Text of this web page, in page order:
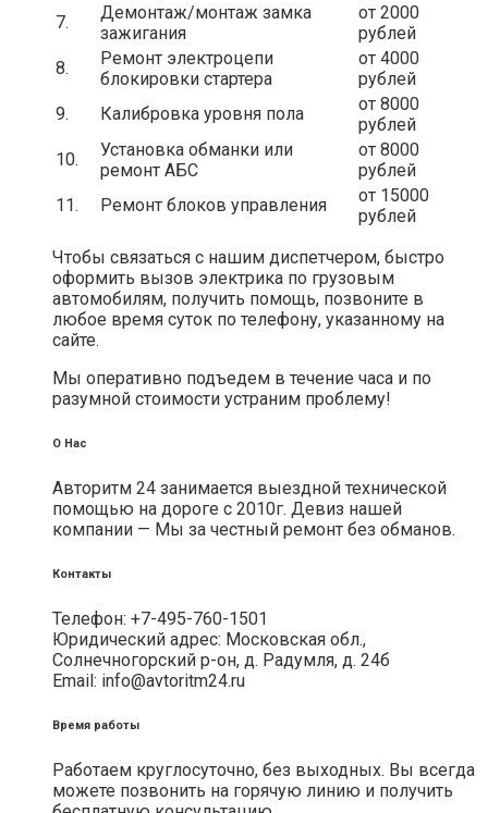
7.
Демонтаж/монтаж замка
зажигания
от 2000
рублей
8.
Ремонт электроцепи
блокировки стартера
от 4000
рублей
9.
Калибровка уровня пола
от 8000
рублей
10.
Установка обманки или
ремонт АБС
от 8000
рублей
11.
Ремонт блоков управления
от 15000
рублей
Чтобы связаться с нашим диспетчером, быстро
оформить вызов электрика по грузовым
автомобилям, получить помощь, позвоните в
любое время суток по телефону, указанному на
сайте.
Мы оперативно подъедем в течение часа и по
разумной стоимости устраним проблему!
О Нас
Авторитм 24 занимается выездной технической
помощью на дороге с 2010г. Девиз нашей
компании — Мы за честный ремонт без обманов.
Контакты
Телефон: +7-495-760-1501
Юридический адрес: Московская обл.,
Солнечногорский р-он, д. Радумля, д. 24б
Email: info@avtoritm24.ru
Время работы
Работаем круглосуточно, без выходных. Вы всегда
можете позвонить на горячую линию и получить